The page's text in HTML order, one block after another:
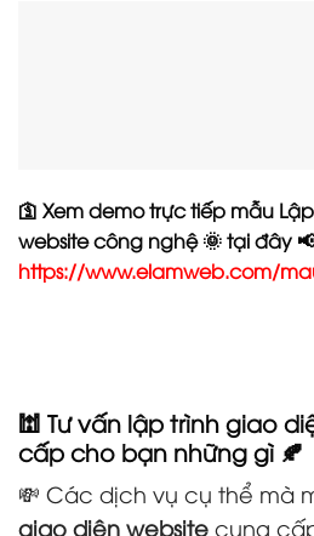
🛐 Xem demo trực tiếp mẫu
website công nghệ 🌞 tại đây
https://www.elamweb.com/
🕍 Tư vấn lập trình giao
cấp cho bạn những gì 🍂
💸 Các dịch vụ cụ thể mà
giao diện website cung